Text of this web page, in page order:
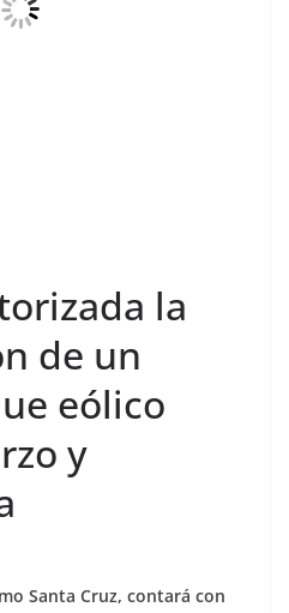
la
de un
eólico
y
Santa Cruz, contará con